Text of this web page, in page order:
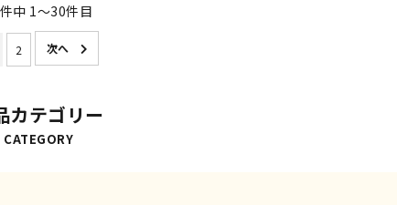
件中 1〜30件目
2
カテゴリー
CATEGORY